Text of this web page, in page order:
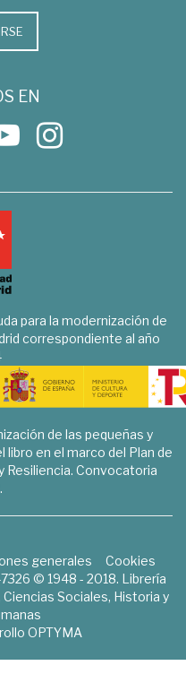
EN
para la modernización de
correspondiente al año
de las pequeñas y
en el marco del Plan de
Resiliencia. Convocatoria
generales
Cookies
© 1948 - 2018. Librería
Sociales, Historia y
OPTYMA